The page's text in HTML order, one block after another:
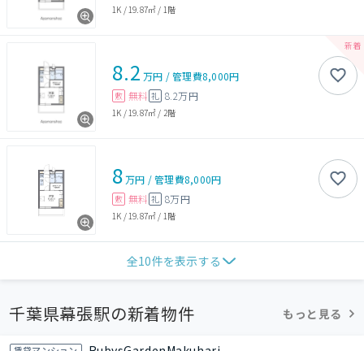
1K / 19.87㎡ / 1階
8.2 万円 /管理費8,000円
敷 無料 礼 8.2万円
1K / 19.87㎡ / 2階
8万円 /管理費8,000円
敷 無料 礼 8万円
1K / 19.87㎡ / 1階
全10件を表示する
千葉県幕張駅の新着物件 もっと見る